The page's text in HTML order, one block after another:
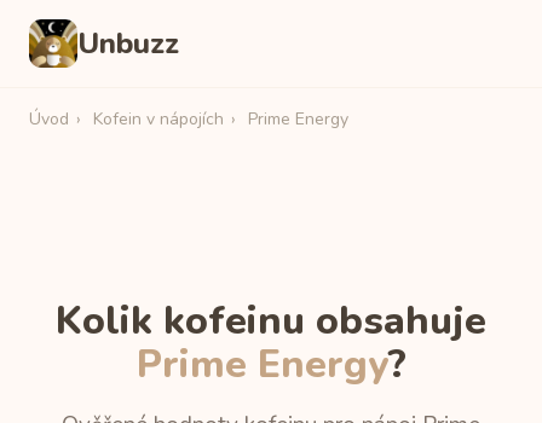
Unbuzz
Úvod › Kofein v nápojích › Prime Energy
Kolik kofeinu obsahuje
Prime Energy?